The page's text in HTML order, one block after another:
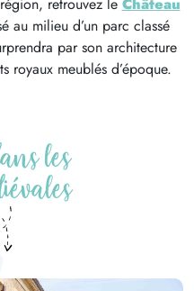
au milieu d’un parc classé
par son architecture
royaux meublés d’époque.
les